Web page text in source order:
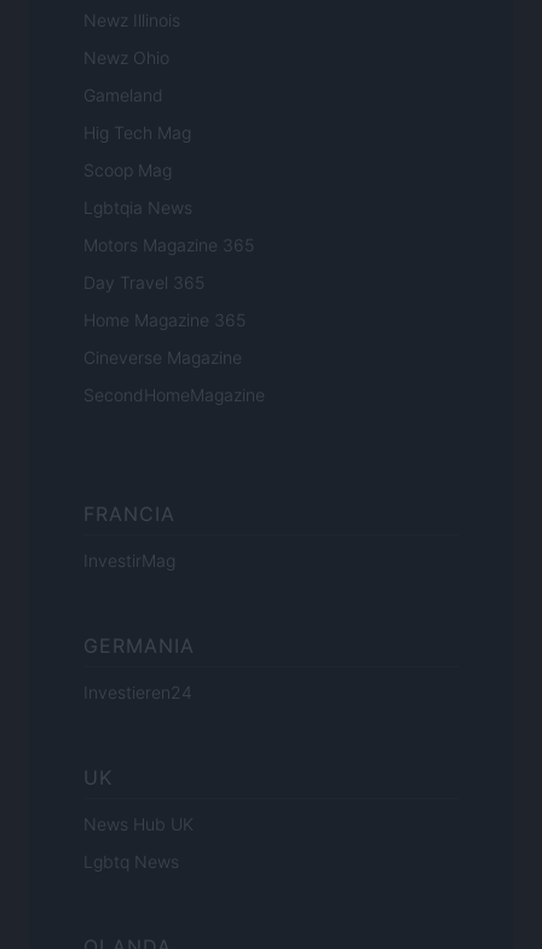
Newz Illinois
Newz Ohio
Gameland
Hig Tech Mag
Scoop Mag
Lgbtqia News
Motors Magazine 365
Day Travel 365
Home Magazine 365
Cineverse Magazine
SecondHomeMagazine
FRANCIA
InvestirMag
GERMANIA
Investieren24
UK
News Hub UK
Lgbtq News